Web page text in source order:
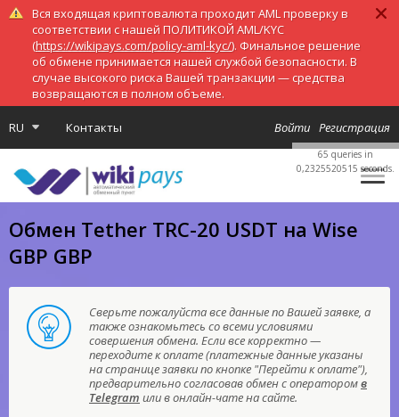
Вся входящая криптовалюта проходит AML проверку в
соответствии с нашей ПОЛИТИКОЙ AML/KYC
(https://wikipays.com/policy-aml-kyc/). Финальное решение
об обмене принимается нашей службой безопасности. В
случае высокого риска Вашей транзакции — средства
возвращаются в полном объеме.
RU Контакты Регистрация
Войти
Обмен Tether TRC-20 USDT на Wise
GBP GBP
Сверьте пожалуйста все данные по Вашей заявке, а
также ознакомьтесь со всеми условиями
совершения обмена. Если все корректно —
переходите к оплате (платежные данные указаны
на странице заявки по кнопке "Перейти к оплате"),
предварительно согласовав обмен с операторомв
Telegram или в онлайн-чате на сайте.
65 queries in
0,2325520515 seconds.